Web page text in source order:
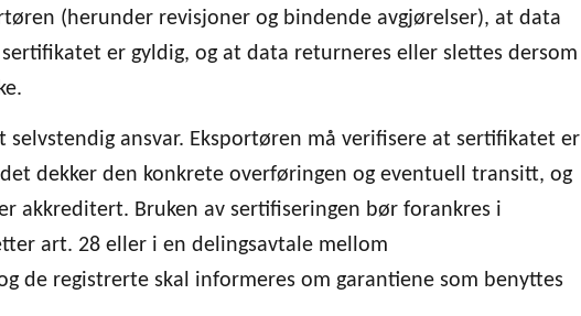
(herunder revisjoner og bindende avgjørelser), at data
er gyldig, og at data returneres eller slettes dersom
selvstendig ansvar. Eksportøren må verifisere at sertifikatet er
dekker den konkrete overføringen og eventuell transitt, og
akkreditert. Bruken av sertifiseringen bør forankres i
art. 28 eller i en delingsavtale mellom
de registrerte skal informeres om garantiene som benyttes